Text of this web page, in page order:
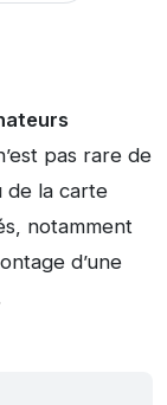
pas rare de
de la carte
notamment
d’une